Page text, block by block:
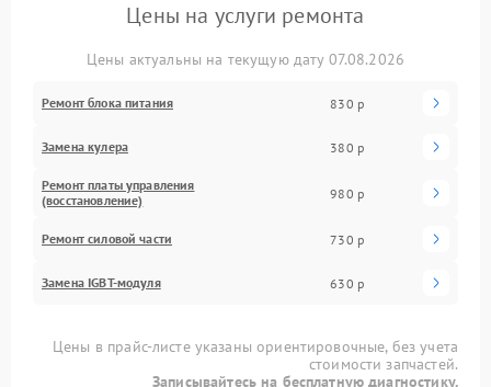
Цены на услуги ремонта
Цены актуальны на текущую дату 07.08.2026
Ремонт блока питания 830 р
Замена кулера 380 р
Ремонт платы управления
(восстановление)
980 р
Ремонт силовой части 730 р
Замена IGBT-модуля 630 р
Цены в прайс-листе указаны ориентировочные, без учета
стоимости запчастей.
Записывайтесь на бесплатную диагностику.